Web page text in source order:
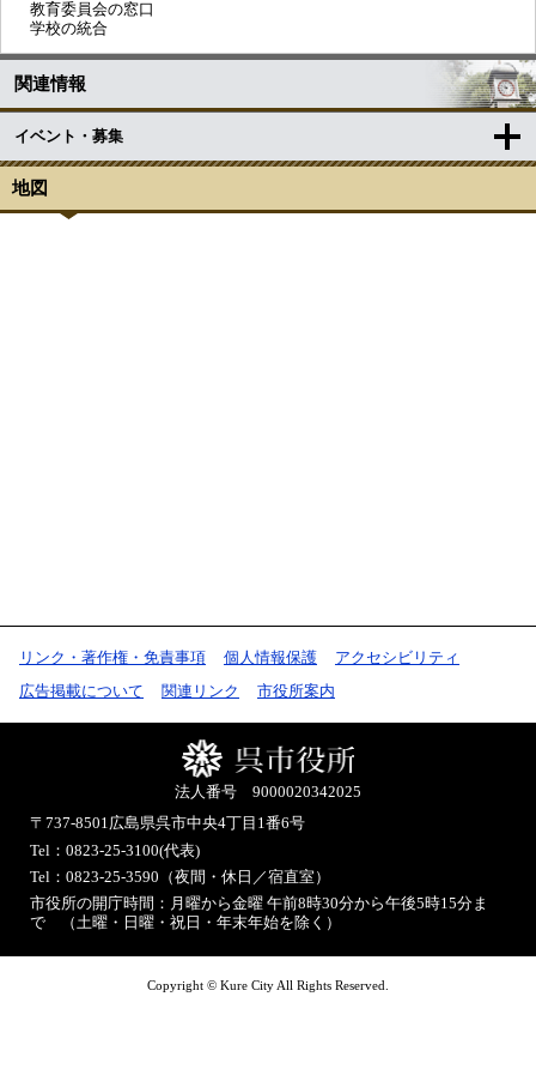
教育委員会の窓口
学校の統合
関連情報
イベント・募集
地図
リンク・著作権・免責事項 個人情報保護
アクセシビリティ
広告掲載について
関連リンク 市役所案内
法人番号 9000020342025
〒737-8501広島県呉市中央4丁目1番6号
Tel：0823-25-3100(代表)
Tel：0823-25-3590（夜間・休日／宿直室）
市役所の開庁時間：月曜から金曜 午前8時30分から午後5時15分ま
で （土曜・日曜・祝日・年末年始を除く）
Copyright © Kure City All Rights Reserved.